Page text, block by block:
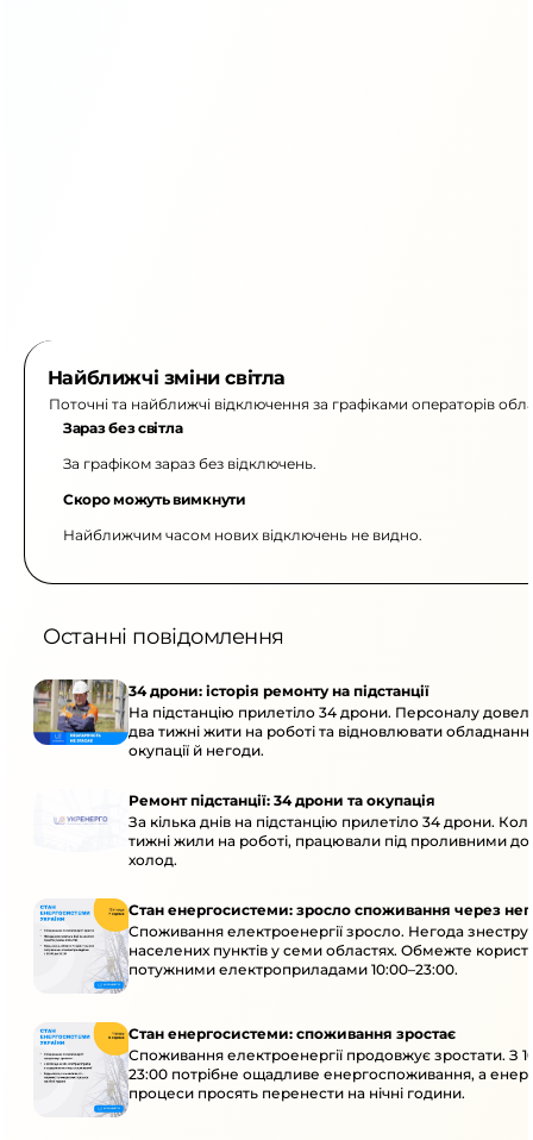
Найближчі зміни світла
Поточні та найближчі відключення за графіками операторів
Зараз без світла
За графіком зараз без відключень.
Скоро можуть вимкнути
Найближчим часом нових відключень не видно.
Останні повідомлення
34 дрони: історія ремонту на підстанції
На підстанцію прилетіло 34 дрони. Персоналу
два тижні жити на роботі та відновлювати
окупації й негоди.
Ремонт підстанції: 34 дрони та окупація
За кілька днів на підстанцію прилетіло 34 дрони.
тижні жили на роботі, працювали під проливними
холод.
Стан енергосистеми: зросло споживання через
Споживання електроенергії зросло. Негода
населених пунктів у семи областях. Обмежте
потужними електроприладами 10:00–23:00.
Стан енергосистеми: споживання зростає
Споживання електроенергії продовжує зростати. З
23:00 потрібне ощадливе енергоспоживання, а
процеси просять перенести на нічні години.